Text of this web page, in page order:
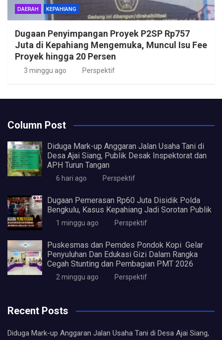
DAERAH KEPAHIANG
Dugaan Penyimpangan Proyek P2SP Rp757
Juta di Kepahiang Mengemuka, Muncul Isu Fee
Proyek hingga 20 Persen
3 minggu ago Perspektif
Column Post
Diduga Mark-up Anggaran Jalan Usaha Tani di
Desa Ajai Siang, Publik Desak Inspektorat dan
APH Turun Tangan
6 hari ago Perspektif
Dugaan Pemerasan Rp60 Juta Disidik Polda
Bengkulu, Kasus Kepahiang Jadi Sorotan Publik
1 minggu ago Perspektif
Puskesmas dan Pemdes Pondok Kopi Gelar
Penyuluhan Dan Edukasi Gizi Dalam Rangka
Cegah Stunting dan Pembagian PMT 2026
2 minggu ago Perspektif
Recent Posts
Diduga Mark-up Anggaran Jalan Usaha Tani di Desa Ajai Siang,